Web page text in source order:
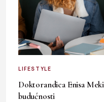
LIFESTYLE
Doktorandica Enisa
budućnosti